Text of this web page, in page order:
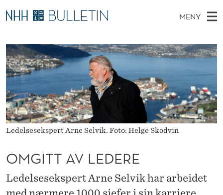
O
M
G
T
T
A
V
L
E
MENY
O
V
E
D
M
E
N
Ø
K
I
N
E
T
S
T
E
D
E
T
Stipendiater og nye forskerprofiler
Disputaser
Ekspertutvalg
Om Bulletin
Ledelsesekspert Arne Selvik. Foto: Helge Skodvin
OMGITT AV LEDERE
Ledelsesekspert Arne Selvik har arbeidet